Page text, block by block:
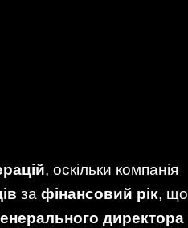
, оскільки компанія
за фінансовий рік, що
директора